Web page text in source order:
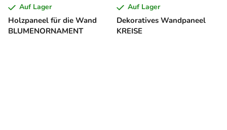
Holzpaneel für die Wand
BLUMENORNAMENT
Auf Lager
Dekoratives Wandpaneel
KREISE
Auf Lager